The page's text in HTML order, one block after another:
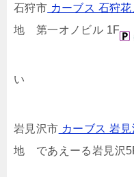
石狩市 カーブス 石狩花
地 第一オノビル 1F
い
岩見沢市 カーブス 岩見
地 であえーる岩見沢